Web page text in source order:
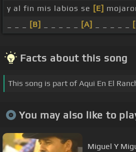
y al fin mis labios se [E]
[B] [A]
Facts about this song
This song is part of Aqui En El
You may also like to
Miguel Y